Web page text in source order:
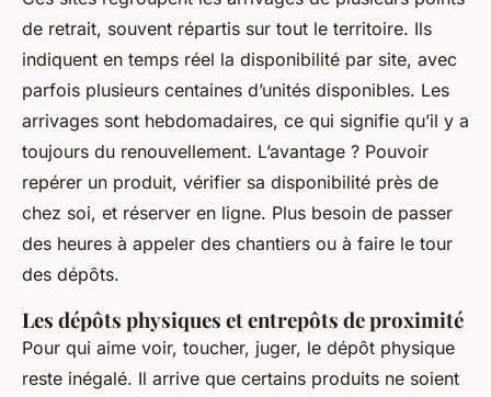
de retrait, souvent répartis sur tout le territoire. Ils
indiquent en temps réel la disponibilité par site, avec
parfois plusieurs centaines d’unités disponibles. Les
arrivages sont hebdomadaires, ce qui signifie qu’il y a
toujours du renouvellement. L’avantage ? Pouvoir
repérer un produit, vérifier sa disponibilité près de
chez soi, et réserver en ligne. Plus besoin de passer
des heures à appeler des chantiers ou à faire le tour
des dépôts.
Les dépôts physiques et entrepôts de proximité
Pour qui aime voir, toucher, juger, le dépôt physique
reste inégalé. Il arrive que certains produits ne soient